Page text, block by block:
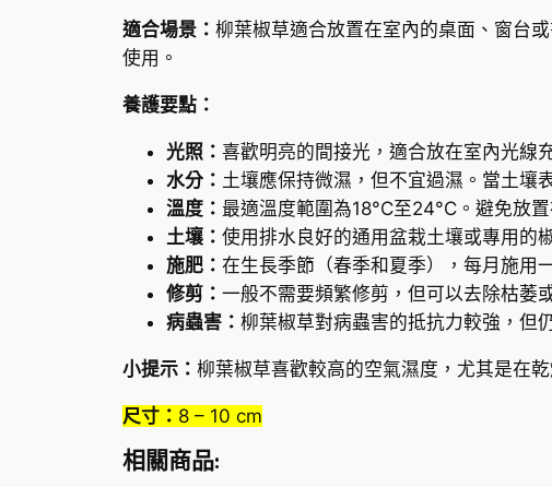
適合場景： 柳葉椒草適合放置在室內的桌面、窗台
使用。
養護要點：
光照： 喜歡明亮的間接光，適合放在室內光線
水分： 土壤應保持微濕，但不宜過濕。當土壤
溫度： 最適溫度範圍為18°C至24°C。避免放
土壤： 使用排水良好的通用盆栽土壤或專用的
施肥： 在生長季節（春季和夏季），每月施用
修剪： 一般不需要頻繁修剪，但可以去除枯萎
病蟲害： 柳葉椒草對病蟲害的抵抗力較強，但
小提示： 柳葉椒草喜歡較高的空氣濕度，尤其是在
尺寸： 8 – 10 cm
相關商品: